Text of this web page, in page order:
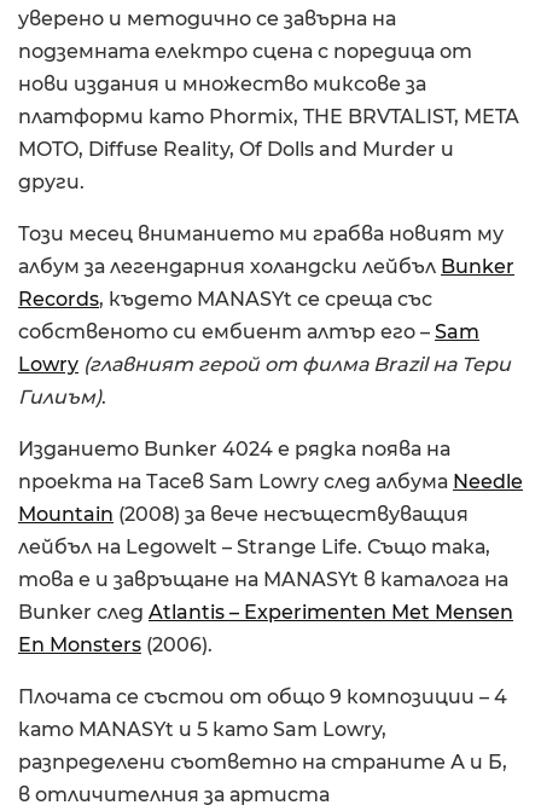
уверено и методично се завърна на
подземната електро сцена с поредица от
нови издания и множество миксове за
платформи като Phormix, THE BRVTALIST, META
MOTO, Diffuse Reality, Of Dolls and Murder и
други.
Този месец вниманието ми грабва новият му
албум за легендарния холандски лейбъл Bunker
Records, където MANASYt се среща със
собственото си ембиент алтър его – Sam
Lowry (главният герой от филма Brazil на Тери
Гилиъм).
Изданието Bunker 4024 е рядка поява на
проекта на Тасев Sam Lowry след албума Needle
Mountain (2008) за вече несъществуващия
лейбъл на Legowelt – Strange Life. Също така,
това е и завръщане на MANASYt в каталога на
Bunker след Atlantis – Experimenten Met Mensen
En Monsters (2006).
Плочата се състои от общо 9 композиции – 4
като MANASYt и 5 като Sam Lowry,
разпределени съответно на страните А и Б,
в отличителния за артиста